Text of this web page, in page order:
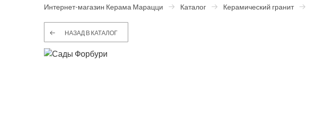
Интернет-магазин Керама Марацци Каталог Керамический гранит
НАЗАД В КАТАЛОГ